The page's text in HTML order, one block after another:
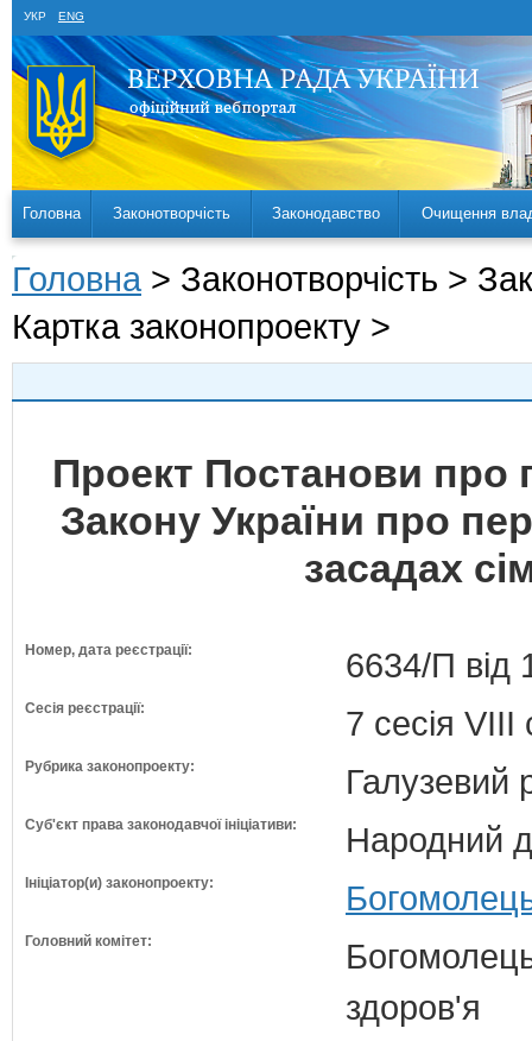
УКР ENG
Головна Законотворчість Законодавство Очищення
Головна > Законотворчість >
Картка законопроекту >
Проект Постанови про
Закону України про
засадах
Номер, дата реєстрації: 6634/П від
Сесія реєстрації: 7 сесія VIII
Рубрика законопроекту: Галузевий
Суб'єкт права законодавчої ініціативи: Народний
Ініціатор(и) законопроекту:
Головний комітет:
здоров'я